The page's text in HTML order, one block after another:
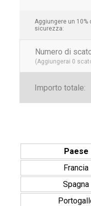
Aggiungere un 10%
sicurezza:
Numero di
(Aggiungerai 0
Importo totale:
Paese
Francia
Spagna